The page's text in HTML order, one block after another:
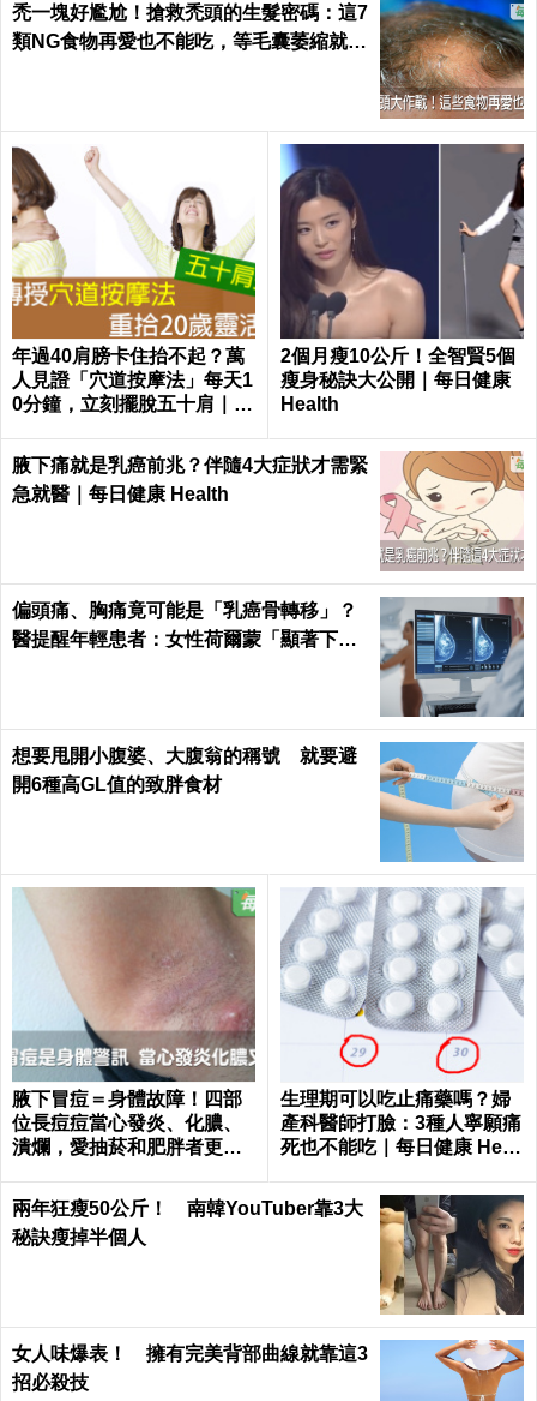
禿一塊好尷尬！搶救禿頭的生髮密碼：這7
類NG食物再愛也不能吃，等毛囊萎縮就來
年過40肩膀卡住抬不起？萬
人見證「穴道按摩法」每天1
0分鐘，立刻擺脫五十肩｜每
2個月瘦10公斤！全智賢5個
瘦身秘訣大公開｜每日健康
Health
腋下痛就是乳癌前兆？伴隨4大症狀才需緊
急就醫｜每日健康 Health
偏頭痛、胸痛竟可能是「乳癌骨轉移」？
醫提醒年輕患者：女性荷爾蒙「顯著下
想要甩開小腹婆、大腹翁的稱號 就要避
開6種高GL值的致胖食材
腋下冒痘＝身體故障！四部
位長痘痘當心發炎、化膿、
潰爛，愛抽菸和肥胖者更要
生理期可以吃止痛藥嗎？婦
產科醫師打臉：3種人寧願痛
死也不能吃｜每日健康 Healt
兩年狂瘦50公斤！ 南韓YouTuber靠3大
秘訣瘦掉半個人
女人味爆表！ 擁有完美背部曲線就靠這3
招必殺技